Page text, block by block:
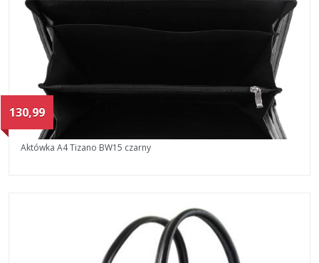
130,99
Aktówka A4 Tizano BW15 czarny